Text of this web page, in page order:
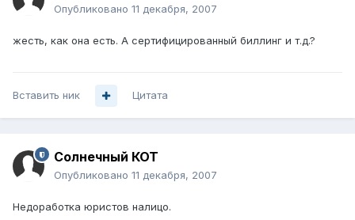
Опубликовано 11 декабря, 2007
жесть, как она есть. А сертифицированный биллинг и т.д.?
Вставить ник Цитата
Солнечный КОТ
Опубликовано 11 декабря, 2007
Недоработка юристов налицо.